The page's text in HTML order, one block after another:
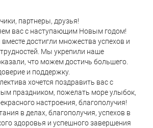
партнеры, друзья!
вас с наступающим Новым годом!
достигли множества успехов и
Мы укрепили наше
что можем достичь большего.
и поддержку.
хочется поздравить вас с
праздником, пожелать море улыбок,
настроения, благополучия!
в делах, благополучия, успехов в
здоровья и успешного завершения